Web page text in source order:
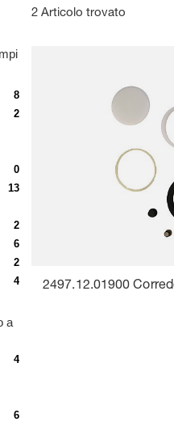
8
2
0
13
2
6
2
4
a
4
6
2 Articolo trovato
2497.12.01900